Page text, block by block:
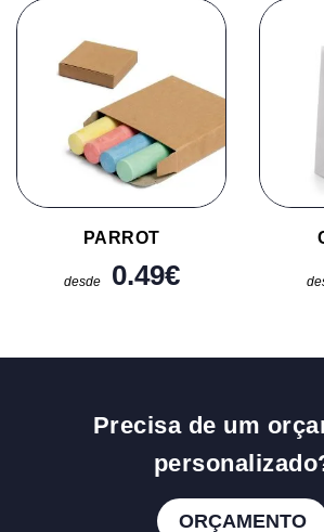
PARROT
desde 0.49€
Precisa de um
ORÇAMENTO